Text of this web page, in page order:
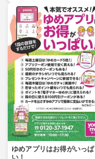
ゆめアプリはお得がいっぱ
い！